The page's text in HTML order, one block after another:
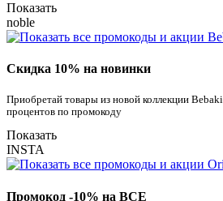
Показать
noble
Скидка 10% на новинки
Приобретай товары из новой коллекции
процентов по промокоду
Показать
INSTA
Промокод -10% на ВСЕ